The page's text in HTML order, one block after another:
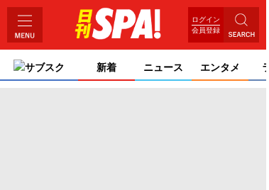
ログイン
会員登録
サブスク 新着 ニュース エンタメ